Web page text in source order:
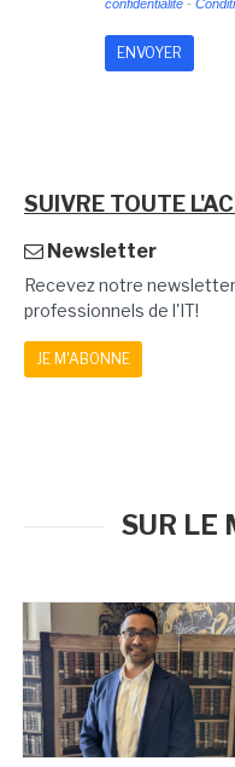
confidentialité-
SUIVRE TOUTE
Newsletter
Recevez notre
professionnels de l'IT!
JE M'ABONNE
SUR LE